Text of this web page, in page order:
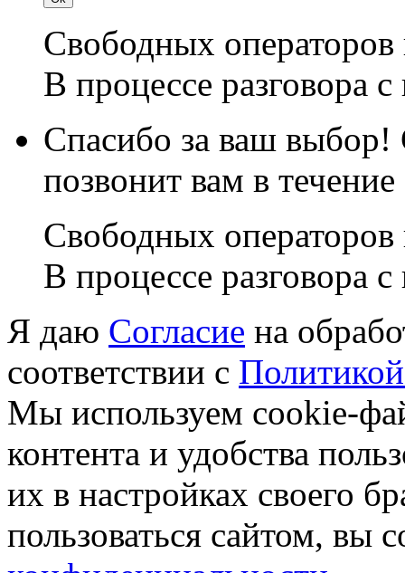
Свободных
В процессе разговора
Спасибо за ваш
позвонит вам в
Свободных
В процессе разговора
Я даю Согласие на
соответствии с
Мы используем cookie-
контента и удобства
их в настройках своего
пользоваться сайтом, вы